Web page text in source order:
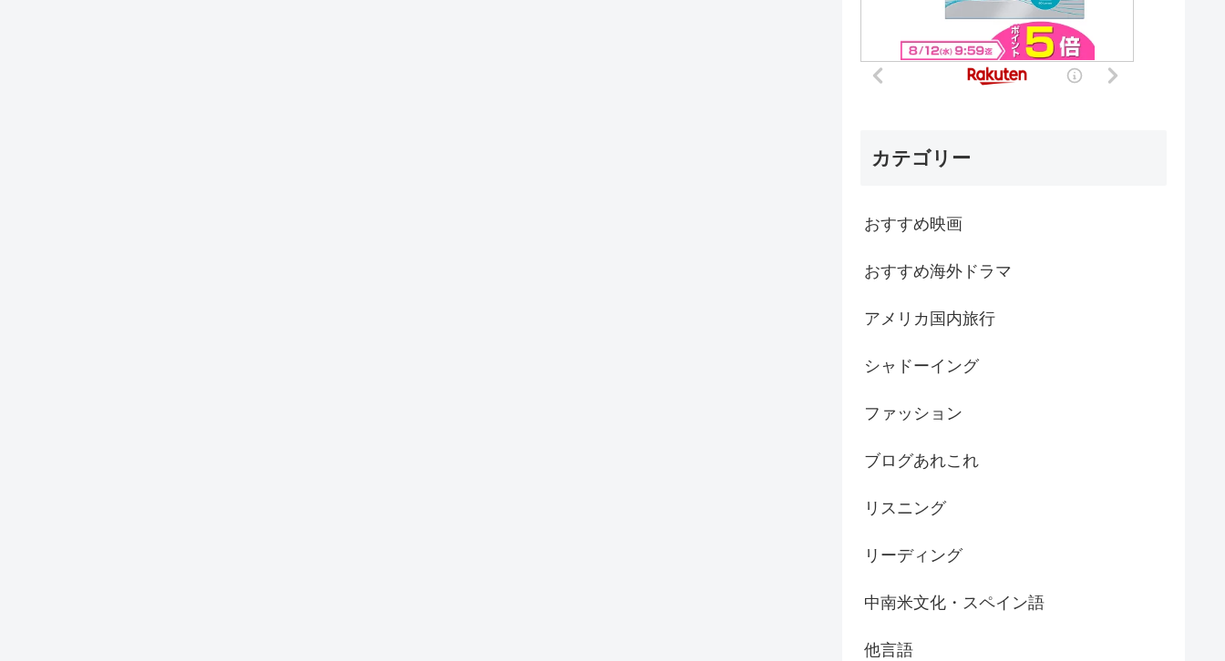
カテゴリー
おすすめ映画
おすすめ海外ドラマ
アメリカ国内旅行
シャドーイング
ファッション
ブログあれこれ
リスニング
リーディング
中南米文化・スペイン語
他言語